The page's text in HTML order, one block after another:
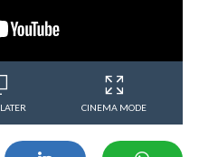
CINEMA MODE